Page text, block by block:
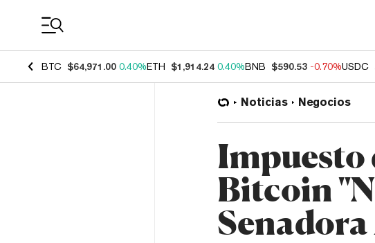
BTC $64,971.00 0.40%ETH $1,914.24 0.40%BNB $590.53 -0.70%USDC
Noticias Negocios
Impuesto
Bitcoin